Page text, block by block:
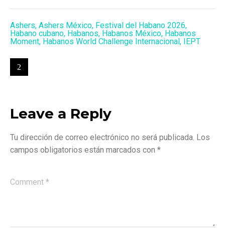
Ashers, Ashers México, Festival del Habano 2026,
Habano cubano, Habanos, Habanos México, Habanos
Moment, Habanos World Challenge Internacional , IEPT
Leave a Reply
Tu dirección de correo electrónico no será publicada. Los
campos obligatorios están marcados con *